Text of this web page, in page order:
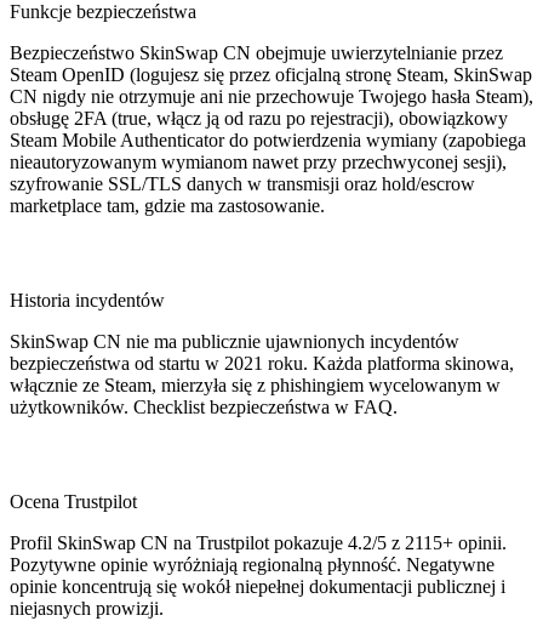
Funkcje bezpieczeństwa
Bezpieczeństwo SkinSwap CN obejmuje uwierzytelnianie przez
Steam OpenID (logujesz się przez oficjalną stronę Steam, SkinSwap
CN nigdy nie otrzymuje ani nie przechowuje Twojego hasła Steam),
obsługę 2FA (true, włącz ją od razu po rejestracji), obowiązkowy
Steam Mobile Authenticator do potwierdzenia wymiany (zapobiega
nieautoryzowanym wymianom nawet przy przechwyconej sesji),
szyfrowanie SSL/TLS danych w transmisji oraz hold/escrow
marketplace tam, gdzie ma zastosowanie.
Historia incydentów
SkinSwap CN nie ma publicznie ujawnionych incydentów
bezpieczeństwa od startu w 2021 roku. Każda platforma skinowa,
włącznie ze Steam, mierzyła się z phishingiem wycelowanym w
użytkowników. Checklist bezpieczeństwa w FAQ.
Ocena Trustpilot
Profil SkinSwap CN na Trustpilot pokazuje 4.2/5 z 2115+ opinii.
Pozytywne opinie wyróżniają regionalną płynność. Negatywne
opinie koncentrują się wokół niepełnej dokumentacji publicznej i
niejasnych prowizji.